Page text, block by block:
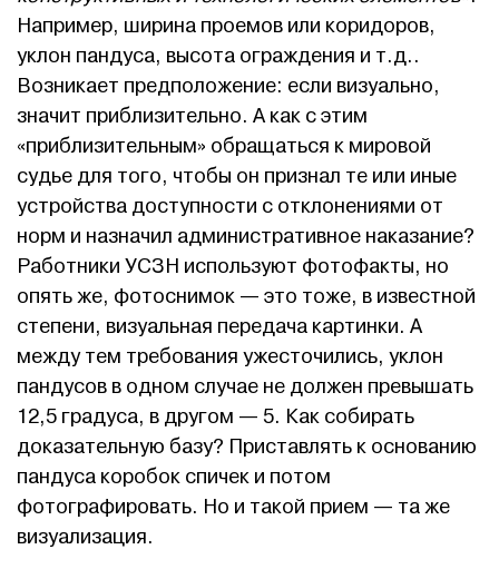
Например, ширина проемов или коридоров,
уклон пандуса, высота ограждения и т.д..
Возникает предположение: если визуально,
значит приблизительно. А как с этим
«приблизительным» обращаться к мировой
судье для того, чтобы он признал те или иные
устройства доступности с отклонениями от
норм и назначил административное наказание?
Работники УСЗН используют фотофакты, но
опять же, фотоснимок — это тоже, в известной
степени, визуальная передача картинки. А
между тем требования ужесточились, уклон
пандусов в одном случае не должен превышать
12,5 градуса, в другом — 5. Как собирать
доказательную базу? Приставлять к основанию
пандуса коробок спичек и потом
фотографировать. Но и такой прием — та же
визуализация.